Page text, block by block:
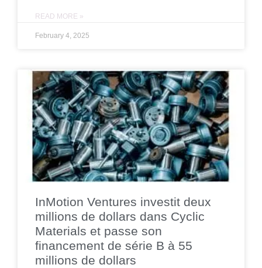
READ MORE »
February 4, 2025
InMotion Ventures investit deux
millions de dollars dans Cyclic
Materials et passe son
financement de série B à 55
millions de dollars